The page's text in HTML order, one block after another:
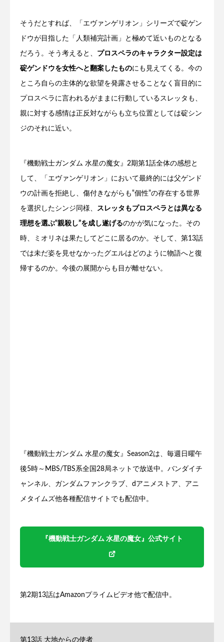
そうだとすれば、「エヴァンゲリオン」シリーズで碇ゲン
ドウが目指した「人類補完計画」と極めて近いものとなる
だろう。そう考えると、 プロスペラのキャラクター設定は
碇ゲンドウを女性へと翻案したものにも見えてくる。今の
ところ自らの主体的な欲望を発露させることなく盲目的に
プロスペラに言われるがままに行動しているスレッタも、
親に対する感情は正反対ながらも立ち位置としては碇シン
ジのそれに近い。
『機動戦士ガンダム 水星の魔女』2期第1話全体の感想と
して、「エヴァンゲリオン」において最終的には父ゲンド
ウの計画を拒絶し、傷付きながらも‟個性”の存在する世界
を選択したシンジ同様、 スレッタもプロスペラとは異なる
理想を選ぶ‟親殺し”を成し遂げるのかが気になった。その
時、ミオリネは果たしてどこに居るのか。そして、第13話
では未だ姿を見せなかったグエルはどのように物語へと復
帰するのか。今後の展開からも目が離せない。
『機動戦士ガンダム 水星の魔女』Season2は、毎週日曜午
後5時～MBS/TBS系全国28局ネットで放送中。バンダイチ
ャンネル、ガンダムファンクラブ、dアニメストア、アニ
メタイムズ他各種配信サイトでも配信中。
『機動戦士ガンダム 水星の魔女』公式サイト
第2期13話はAmazonプライムビデオ他で配信中。
第13話 大地からの使者